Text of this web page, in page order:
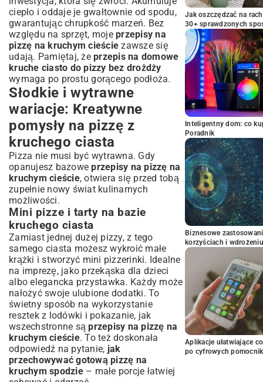
ciepło i oddaje je gwałtownie od spodu,
gwarantując chrupkość marzeń. Bez
względu na sprzęt, moje przepisy na
pizzę na kruchym cieście zawsze się
udają. Pamiętaj, że przepis na domowe
kruche ciasto do pizzy bez drożdży
wymaga po prostu gorącego podłoża.
Słodkie i wytrawne
wariacje: Kreatywne
pomysły na pizzę z
kruchego ciasta
Pizza nie musi być wytrawna. Gdy
opanujesz bazoweprzepisy na pizzę na
kruchym cieście, otwiera się przed tobą
zupełnie nowy świat kulinarnych
możliwości.
Mini pizze i tarty na bazie
kruchego ciasta
Zamiast jednej dużej pizzy, z tego
samego ciasta możesz wykroić małe
krążki i stworzyć mini pizzerinki. Idealne
na imprezę, jako przekąska dla dzieci
albo elegancka przystawka. Każdy może
nałożyć swoje ulubione dodatki. To
świetny sposób na wykorzystanie
resztek z lodówki i pokazanie, jak
wszechstronne sąprzepisy na pizzę na
kruchym cieście. To też doskonała
odpowiedź na pytanie, jak
przechowywać gotową pizzę na
kruchym spodzie– małe porcje łatwiej
Jak oszczędzać na
30+ sprawdzonych
Inteligentny dom: co
Poradnik
Biznesowe
korzyściach i wdrożeniu
Aplikacje ułatwiające
po cyfrowych